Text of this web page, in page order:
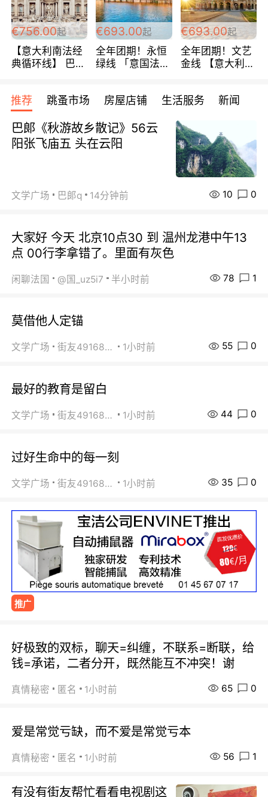
€756.00起
【意大利南法经
典循环线】 巴黎
宾馆 108欧/天起
全程756欧/位
€693.00起
全年团期！永恒
绿线 「意国法
欧/天起 ~包拼房
€693.00起
全年团期！文艺
金线 【意大利一
每周铁发！
推荐 跳蚤市场 房屋店铺 生活服务 新闻
巴郞《秋游故乡散记》56云
阳张飞庙五 头在云阳
文学广场 巴郞q 14分钟前 10 0
大家好 今天 北京10点30 到 温州龙港中午13
点 00行李拿错了。里面有灰色
闲聊法国 @国_uz5i7 半小时前 78 1
莫借他人定锚
文学广场 街友49168527 1小时前 55 0
最好的教育是留白
文学广场 街友49168527 1小时前 44 0
过好生命中的每一刻
文学广场 街友49168527 1小时前 35 0
推广
好极致的双标，聊天=纠缠，不联系=断联，给
钱=承诺，二者分开，既然能互不冲突！谢
真情秘密 匿名 1小时前 65 0
爱是常觉亏缺，而不爱是常觉亏本
真情秘密 匿名 1小时前 56 1
有没有街友帮忙看看电视剧这